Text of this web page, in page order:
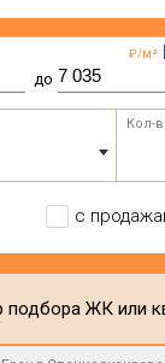
₽/м²
до
Кол-
с
подбора ЖК или